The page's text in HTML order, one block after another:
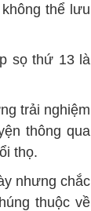
thể lưu
sọ thứ 13 là
trải nghiệm
thông qua
thọ.
nhưng chắc
thuộc về